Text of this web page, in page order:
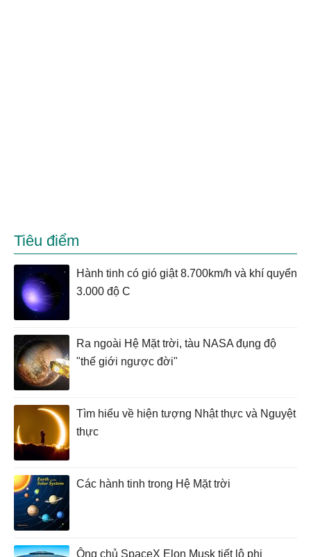
Tiêu điểm
Hành tinh có gió giật 8.700km/h và khí quyển
3.000 độ C
Ra ngoài Hệ Mặt trời, tàu NASA đụng độ
"thế giới ngược đời"
Tìm hiểu về hiện tượng Nhật thực và Nguyệt
thực
Các hành tinh trong Hệ Mặt trời
Ông chủ SpaceX Elon Musk tiết lộ phi